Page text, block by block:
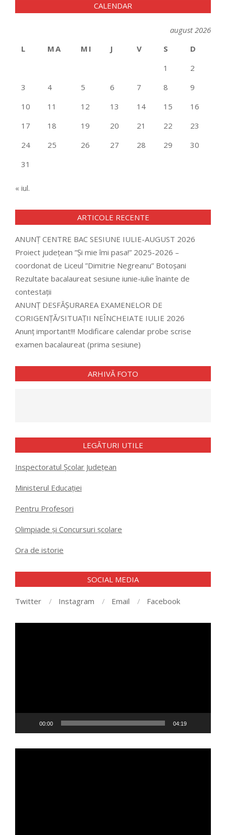
CALENDAR
august 2026
L
MA MI J V S
D
1
2
3
4 5 6 7 8
9
10
11 12 13 14 15
16
17
18 19 20 21 22
23
24
25 26 27 28 29
30
31
« iul.
ARTICOLE RECENTE
ANUNȚ CENTRE BAC SESIUNE IULIE-AUGUST 2026
Proiect județean ”Și mie îmi pasa!” 2025-2026 –
coordonat de Liceul ”Dimitrie Negreanu” Botoșani
Rezultate bacalaureat sesiune iunie-iulie înainte de
contestații
ANUNȚ DESFĂȘURAREA EXAMENELOR DE
CORIGENȚĂ/SITUAȚII NEÎNCHEIATE IULIE 2026
Anunț important!!! Modificare calendar probe scrise
examen bacalaureat (prima sesiune)
ARHIVĂ FOTO
LEGĂTURI UTILE
Inspectoratul Școlar Județean
Ministerul Educației
Pentru Profesori
Olimpiade și Concursuri școlare
Ora de istorie
SOCIAL MEDIA
Twitter Instagram Email Facebook
00:00 04:19